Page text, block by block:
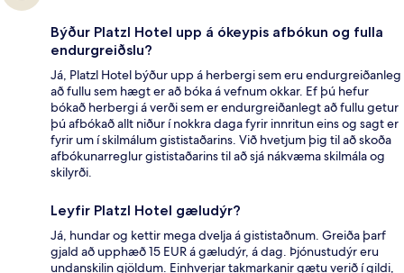
Býður Platzl Hotel upp á ókeypis afbókun og fulla
endurgreiðslu?
Já, Platzl Hotel býður upp á herbergi sem eru endurgreiðanleg
að fullu sem hægt er að bóka á vefnum okkar. Ef þú hefur
bókað herbergi á verði sem er endurgreiðanlegt að fullu getur
þú afbókað allt niður í nokkra daga fyrir innritun eins og sagt er
fyrir um í skilmálum gististaðarins. Við hvetjum þig til að skoða
afbókunarreglur gististaðarins til að sjá nákvæma skilmála og
skilyrði.
Leyfir Platzl Hotel gæludýr?
Já, hundar og kettir mega dvelja á gististaðnum. Greiða þarf
gjald að upphæð 15 EUR á gæludýr, á dag. Þjónustudýr eru
undanskilin gjöldum. Einhverjar takmarkanir gætu verið í gildi,